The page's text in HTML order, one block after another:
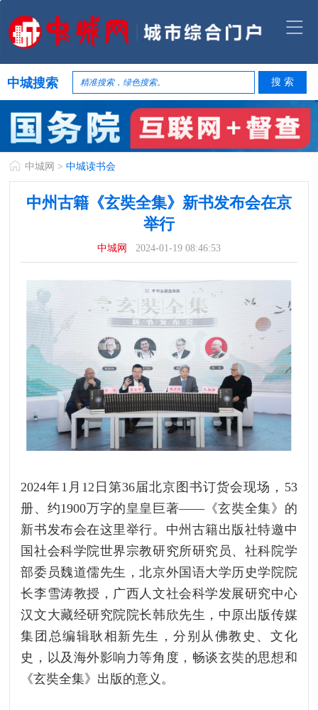
中城搜索
中城网 >中城读书会
中州古籍《玄奘全集》新书发布会在京
举行
中城网 2024-01-19 08:46:53
2024年1月12日第36届北京图书订货会现场，53
册、约1900万字的皇皇巨著——《玄奘全集》的
新书发布会在这里举行。中州古籍出版社特邀中
国社会科学院世界宗教研究所研究员、社科院学
部委员魏道儒先生，北京外国语大学历史学院院
长李雪涛教授，广西人文社会科学发展研究中心
汉文大藏经研究院院长韩欣先生，中原出版传媒
集团总编辑耿相新先生，分别从佛教史、文化
史，以及海外影响力等角度，畅谈玄奘的思想和
《玄奘全集》出版的意义。